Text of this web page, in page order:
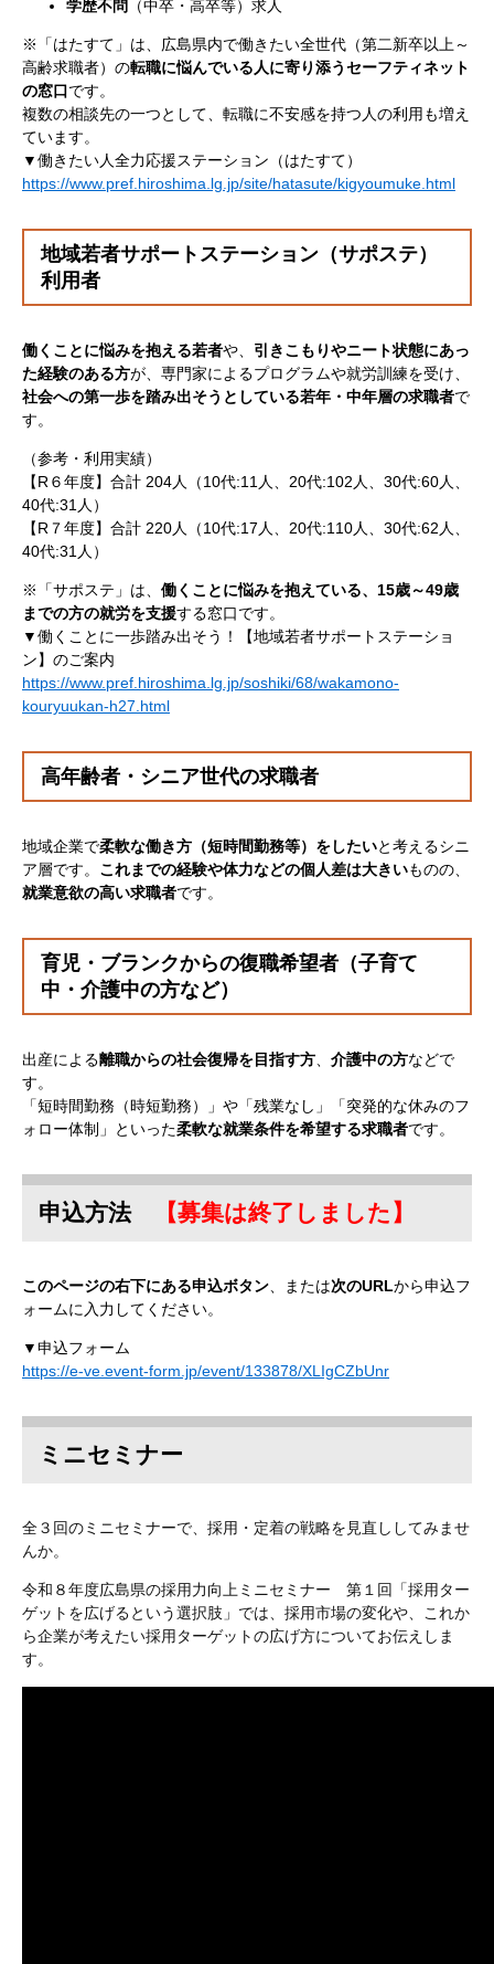
学歴不問 （中卒・高卒等）求人
※「はたすて」は、広島県内で働きたい全世代（第二新卒以上～
高齢求職者）の​転職に悩んでいる人に寄り添うセーフティネット
の窓口です。
複数の相談先の一つとして、転職に不安感を持つ人の利用も増え
ています。
▼働きたい人全力応援ステーション（はたすて）
https://www.pref.hiroshima.lg.jp/site/hatasute/kigyoumuke.html
地域若者サポートステーション（サポステ）
利用者
働くことに悩みを抱える若者や、 引きこもりやニート状態にあっ
た経験のある方が、専門家によるプログラムや就労訓練を受け、
社会への第一歩を踏み出そうとしている若年・中年層の求職者で
す。
（参考・利用実績）
【R６年度】合計 204人（10代:11人、20代:102人、30代:60人、
40代:31人）
【R７年度】合計 220人（10代:17人、20代:110人、30代:62人、
40代:31人）
※「サポステ」は、 働くことに悩みを抱えている、15歳～49歳
までの方の就労を支援する窓口です。
▼働くことに一歩踏み出そう！【地域若者サポートステーショ
ン】のご案内
https://www.pref.hiroshima.lg.jp/soshiki/68/wakamono-
kouryuukan-h27.html
高年齢者・シニア世代の求職者
地域企業で柔軟な働き方（短時間勤務等）をしたいと考えるシニ
ア層です。 これまでの経験や体力などの個人差は大きいものの、
就業意欲の高い求職者です。
育児・ブランクからの復職希望者（子育て
中・介護中の方など）
出産による離職からの社会復帰を目指す方、 介護中の方などで
す。
「短時間勤務（時短勤務）」や「残業なし」「突発的な休みのフ
ォロー体制」といった柔軟な就業条件を希望する求職者です。
申込方法 【募集は終了しました】
このページの右下にある申込ボタン、または次のURLから申込フ
ォームに入力してください。
▼申込フォーム
https://e-ve.event-form.jp/event/133878/XLIgCZbUnr
ミニセミナー
全３回のミニセミナーで、採用・定着の戦略を見直ししてみませ
んか。
令和８年度広島県の採用力向上ミニセミナー 第１回「採用ター
ゲットを広げるという選択肢」では、採用市場の変化や、これか
ら企業が考えたい採用ターゲットの広げ方についてお伝えしま
す。